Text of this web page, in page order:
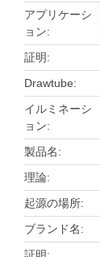
アプリケーシ
ョン
証明
Drawtube
イルミネーシ
ョン
製品名
理論
起源の場所
ブランド名